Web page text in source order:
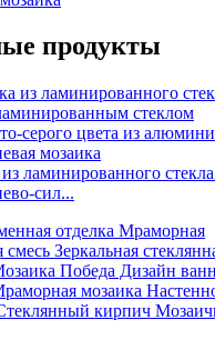
продукты
ламинированного
сил...